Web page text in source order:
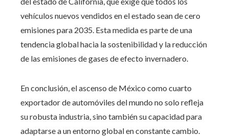
vehículos nuevos vendidos en el estado sean de cero
emisiones para 2035. Esta medida es parte de una
tendencia global hacia la sostenibilidad y la reducción
de las emisiones de gases de efecto invernadero.
En conclusión, el ascenso de México como cuarto
exportador de automóviles del mundo no solo refleja
su robusta industria, sino también su capacidad para
adaptarse a un entorno global en constante cambio.